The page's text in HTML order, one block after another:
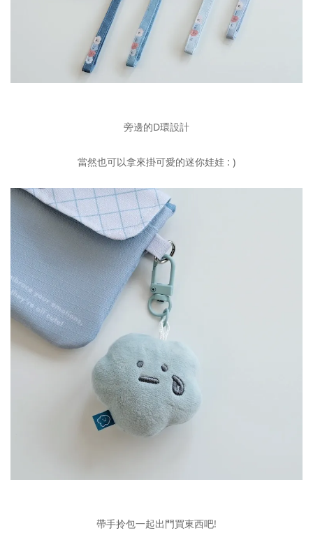
旁邊的D環設計
當然也可以拿來掛可愛的迷你娃娃 : )
帶手拎包一起出門買東西吧!